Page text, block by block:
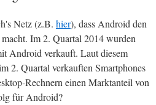
Netz (z.B. hier), dass Android den
Im 2. Quartal 2014 wurden
Android verkauft. Laut diesem
2. Quartal verkauften Smartphones
Rechnern einen Marktanteil von
für Android?